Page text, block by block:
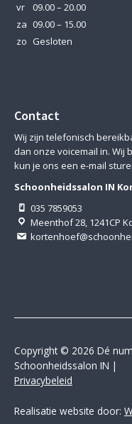
vr
09.00 – 20.00
za 09.00 – 15.00
zo Gesloten
Contact
Wij zijn telefonisch
dan onze voicemail in. Wij
kun je ons een e-mail
Schoonheidssalon IN
035 7859053
Meenthof 28, 1241CP
Copyright © 2026 Dé
Schoonheidssalon IN |
Privacybeleid
Realisatie website door: